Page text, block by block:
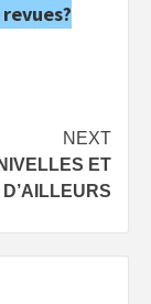
NEXT
ET
D’AILLEURS